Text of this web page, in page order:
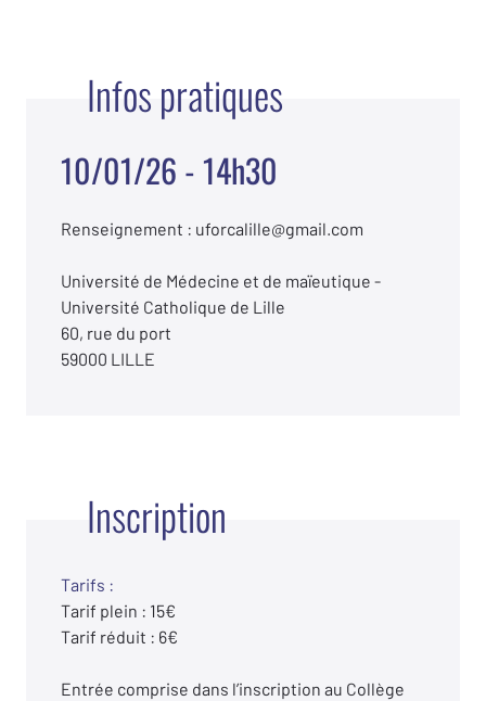
Infos pratiques
10/01/26 - 14h30
Renseignement : uforcalille@gmail.com
Université de Médecine et de maïeutique -
Université Catholique de Lille
60, rue du port
59000 LILLE
Inscription
Tarifs :
Tarif plein : 15€
Tarif réduit : 6€
Entrée comprise dans l’inscription au Collège